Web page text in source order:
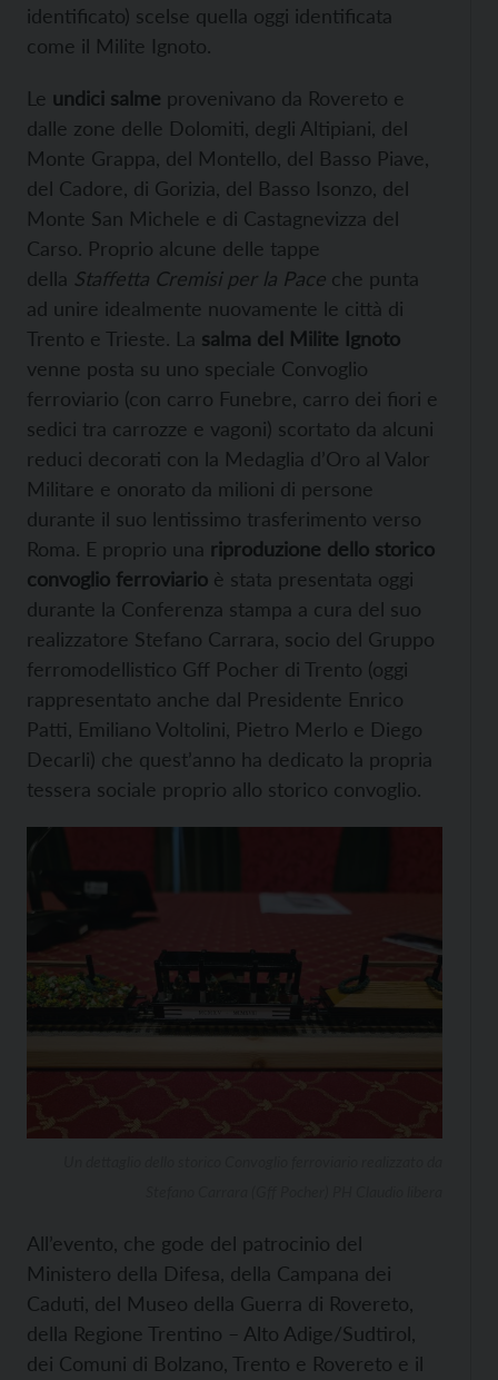
identificato) scelse quella oggi identificata
come il Milite Ignoto.
Le undici salme provenivano da Rovereto e
dalle zone delle Dolomiti, degli Altipiani, del
Monte Grappa, del Montello, del Basso Piave,
del Cadore, di Gorizia, del Basso Isonzo, del
Monte San Michele e di Castagnevizza del
Carso. Proprio alcune delle tappe
della Staffetta Cremisi per la Pace che punta
ad unire idealmente nuovamente le città di
Trento e Trieste. La salma del Milite Ignoto
venne posta su uno speciale Convoglio
ferroviario (con carro Funebre, carro dei fiori e
sedici tra carrozze e vagoni) scortato da alcuni
reduci decorati con la Medaglia d’Oro al Valor
Militare e onorato da milioni di persone
durante il suo lentissimo trasferimento verso
Roma. E proprio una riproduzione dello storico
convoglio ferroviario è stata presentata oggi
durante la Conferenza stampa a cura del suo
realizzatore Stefano Carrara, socio del Gruppo
ferromodellistico Gff Pocher di Trento (oggi
rappresentato anche dal Presidente Enrico
Patti, Emiliano Voltolini, Pietro Merlo e Diego
Decarli) che quest’anno ha dedicato la propria
tessera sociale proprio allo storico convoglio.
All’evento, che gode del patrocinio del
Ministero della Difesa, della Campana dei
Caduti, del Museo della Guerra di Rovereto,
della Regione Trentino – Alto Adige/Sudtirol,
dei Comuni di Bolzano, Trento e Rovereto e il